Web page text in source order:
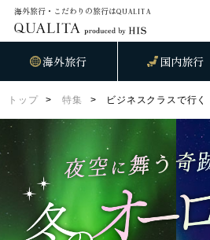
海外旅行・こだわりの旅行はQUALITA
海外旅行 国内旅行
トップ 特集 ビジネスクラスで行